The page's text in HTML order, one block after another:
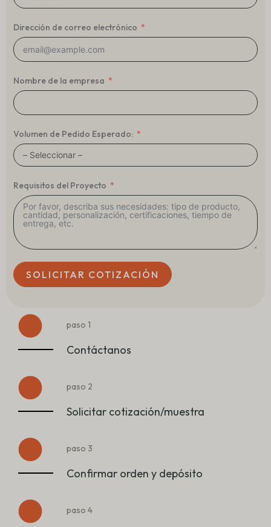
Dirección de correo electrónico
Nombre de la empresa
Volumen de Pedido Esperado:
Requisitos del Proyecto
SOLICITAR COTIZACIÓN
paso 1
Contáctanos
paso 2
Solicitar cotización/muestra
paso 3
Confirmar orden y depósito
paso 4